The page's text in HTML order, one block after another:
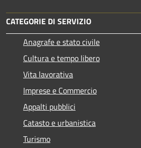
CATEGORIE DI SERVIZIO
Anagrafe e stato civile
Cultura e tempo libero
Vita lavorativa
Imprese e Commercio
Appalti pubblici
Catasto e urbanistica
Turismo